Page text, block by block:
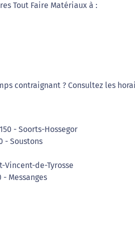
Tout Faire Matériaux à :
contraignant ? Consultez les
- Soorts-Hossegor
- Soustons
Vincent-de-Tyrosse
Messanges